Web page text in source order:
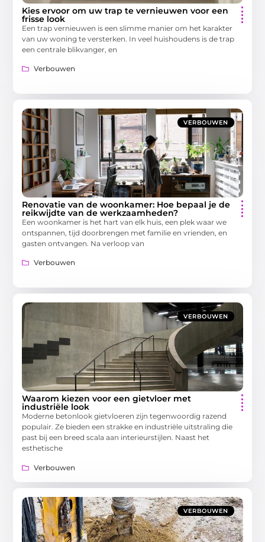
Kies ervoor om uw trap te vernieuwen voor een
frisse look
Een trap vernieuwen is een slimme manier om het karakter
van uw woning te versterken. In veel huishoudens is de trap
een centrale blikvanger, en
Verbouwen
VERBOUWEN
Renovatie van de woonkamer: Hoe bepaal je de
reikwijdte van de werkzaamheden?
Een woonkamer is het hart van elk huis, een plek waar we
ontspannen, tijd doorbrengen met familie en vrienden, en
gasten ontvangen. Na verloop van
Verbouwen
VERBOUWEN
Waarom kiezen voor een gietvloer met
industriële look
Moderne betonlook gietvloeren zijn tegenwoordig razend
populair. Ze bieden een strakke en industriële uitstraling die
past bij een breed scala aan interieurstijlen. Naast het
esthetische
Verbouwen
VERBOUWEN